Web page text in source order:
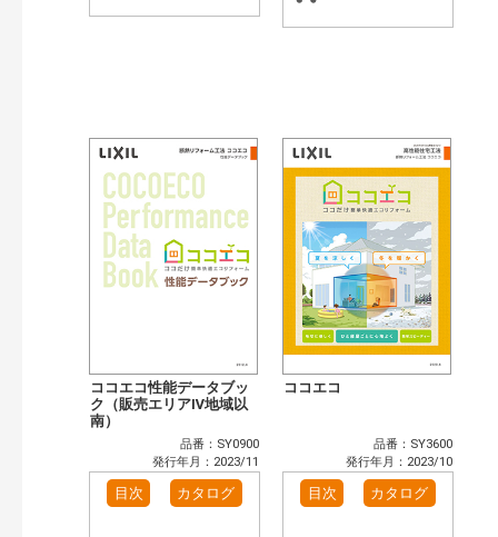
開始年:
ココエコ性能データブッ
ク（販売エリアⅣ地域以
南）
品番：SY0900
発行年月：2023/11
目次 カタログ
ココエコ
品番：SY3600
発行年月：2023/10
目次 カタログ